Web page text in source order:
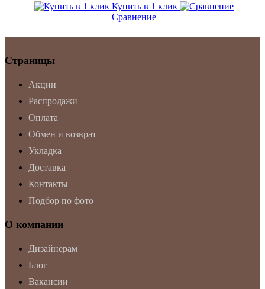
Купить в 1 клик
Сравнение
Страницы
Акции
Распродажи
Оплата
Обмен и возврат
Укладка
Доставка
Контакты
Подбор по фото
О компании
Дизайнерам
Блог
Вакансии